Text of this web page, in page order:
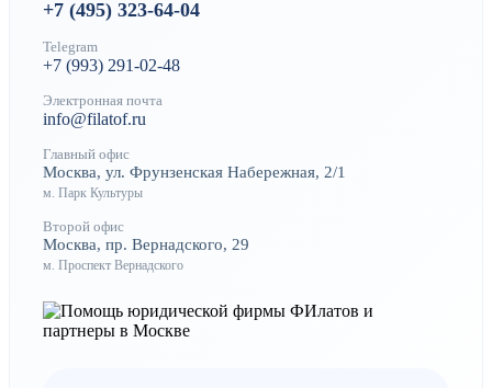
+7 (495) 323-64-04
Telegram
+7 (993) 291-02-48
Электронная почта
info@filatof.ru
Главный офис
Москва, ул. Фрунзенская Набережная, 2/1
м. Парк Культуры
Второй офис
Москва, пр. Вернадского, 29
м. Проспект Вернадского